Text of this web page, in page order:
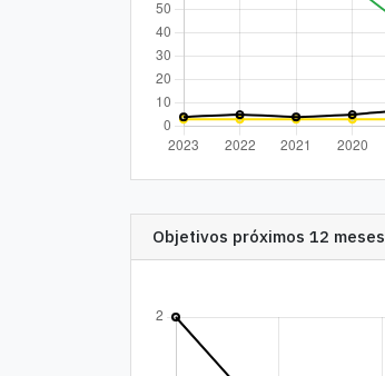
Objetivos próximos 12 meses